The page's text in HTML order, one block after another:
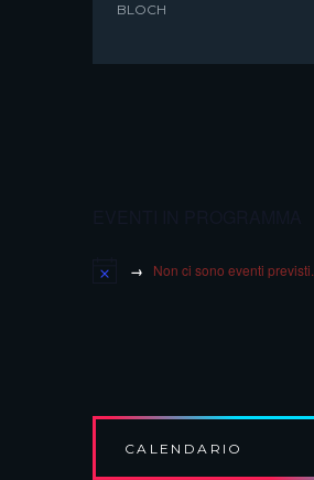
BLOCH
Non ci sono eventi previsti.
CALENDARIO